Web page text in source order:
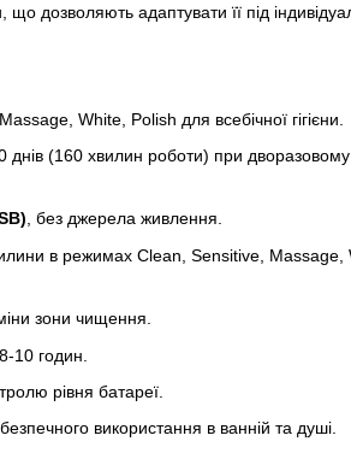
дозволяють адаптувати її під
White, Polish для всебічної гігієни.
днів (160 хвилин роботи) при дворазовому
, без джерела живлення.
в режимах Clean, Sensitive, Massage,
зони чищення.
10 годин.
рівня батареї.
використання в ванній та душі.